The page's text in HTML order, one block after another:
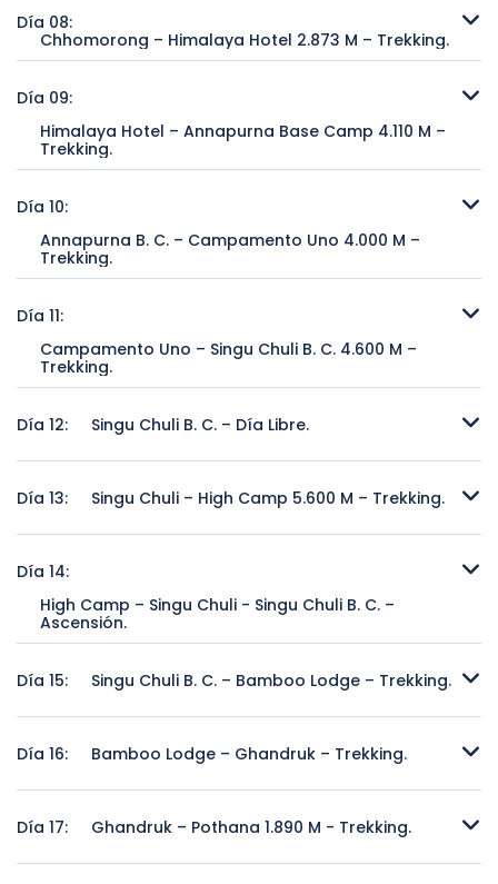
Día 08:
Chhomorong – Himalaya Hotel 2.873 M – Trekking.
Día 09:
Himalaya Hotel – Annapurna Base Camp 4.110 M –
Trekking.
Día 10:
Annapurna B. C. – Campamento Uno 4.000 M –
Trekking.
Día 11:
Campamento Uno – Singu Chuli B. C. 4.600 M –
Trekking.
Día 12:
Singu Chuli B. C. – Día Libre.
Día 13:
Singu Chuli – High Camp 5.600 M – Trekking.
Día 14:
High Camp – Singu Chuli - Singu Chuli B. C. –
Ascensión.
Día 15:
Singu Chuli B. C. – Bamboo Lodge – Trekking.
Día 16:
Bamboo Lodge – Ghandruk – Trekking.
Día 17:
Ghandruk – Pothana 1.890 M - Trekking.